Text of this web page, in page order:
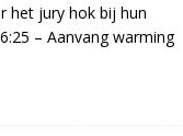
het jury hok bij hun
– Aanvang warming